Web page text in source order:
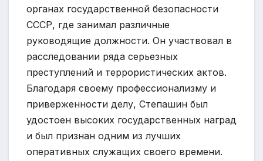
органах государственной безопасности
СССР, где занимал различные
руководящие должности. Он участвовал в
расследовании ряда серьезных
преступлений и террористических актов.
Благодаря своему профессионализму и
приверженности делу, Степашин был
удостоен высоких государственных наград
и был признан одним из лучших
оперативных служащих своего времени.